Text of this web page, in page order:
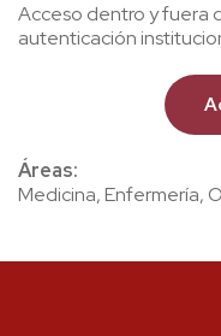
Acceso dentro y fuera
autenticación
Áreas:
Medicina, Enfermería,